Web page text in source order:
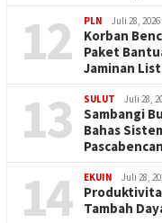
12 PLN Juli 28, 2026
Korban
Paket
Jaminan
13 SULUT Juli 28,
Sambangi
Bahas
14 EKUIN Juli 28,
Tambah